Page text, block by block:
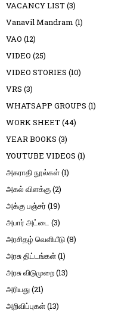
VACANCY LIST(3)
Vanavil Mandram (1)
VAO (12)
VIDEO (25)
VIDEO STORIES (10)
VRS (3)
WHATSAPP GROUPS (1)
WORK SHEET(44)
YEAR BOOKS (3)
YOUTUBE VIDEOS (1)
அகராதி நூல்கள்(1)
அகல் விளக்கு(2)
அக்கு பஞ்சர் (19)
அபார் அட்டை (3)
அரசிதழ் வெளியீடு(8)
அரசு திட்டங்கள்(1)
அரசு விடுமுறை(13)
அரியது(21)
அறிவிப்புகள்(13)